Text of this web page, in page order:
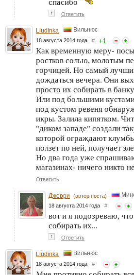
спасибо
↑ Ответить
Liudinka Вильнюс
18 августа 2014 года # +1
Как временную меру-
ростков солью, молотым
горчицей. Но самый
дождаться вечера. Они
просто их собирать в
Или под большими
под кустом ревеня
икры. Залила кипятком.
"диком западе" создали
которой ограждают
ползет по ней, получает
Но два года уже
магазинах- ничего никто
Ответить
Джерри (автор поста)
18 августа 2014 года #
вот и я подозреваю,
собирать их...
↑ Ответить
Liudinka Вильнюс
18 августа 2014 года #